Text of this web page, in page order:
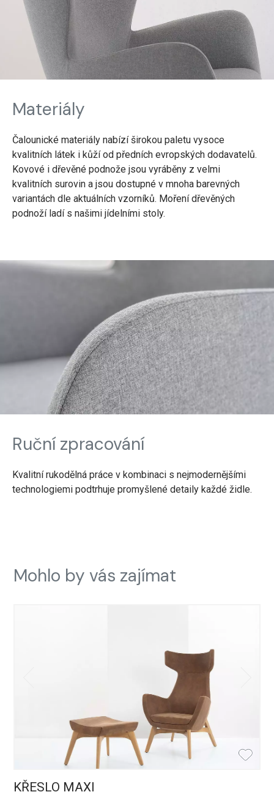
Materiály
Čalounické materiály nabízí širokou paletu vysoce
kvalitních látek i kůží od předních evropských dodavatelů.
Kovové i dřevěné podnože jsou vyráběny z velmi
kvalitních surovin a jsou dostupné v mnoha barevných
variantách dle aktuálních vzorníků. Moření dřevěných
podnoží ladí s našimi jídelními stoly.
Ruční zpracování
Kvalitní rukodělná práce v kombinaci s nejmodernějšími
technologiemi podtrhuje promyšlené detaily každé židle.
Mohlo by vás zajímat
KŘESLO MAXI